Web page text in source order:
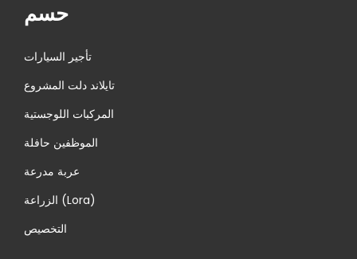
حسم
تأجير السيارات
تايلاند دلت المشروع
المركبات اللوجستية
الموظفين حافلة
عربة مدرعة
الزراعة (Lora)
التخصيص